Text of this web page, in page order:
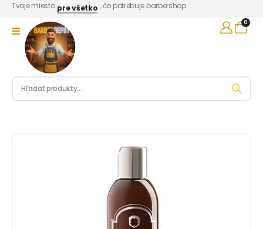
Tvoje miesto pre všetko , čo potrebuje barbershop
0